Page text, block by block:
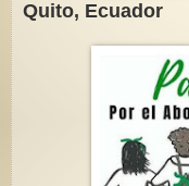
Quito, Ecuador